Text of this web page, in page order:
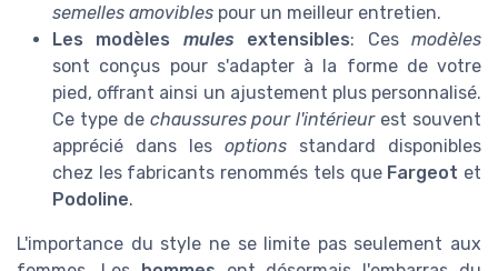
semelles amovibles pour un meilleur entretien.
Les modèles mules extensibles: Cesmodèles
sont conçus pour s'adapter à la forme de votre
pied, offrant ainsi un ajustement plus personnalisé.
Ce type de chaussures pour l'intérieurest souvent
apprécié dans les options standard disponibles
chez les fabricants renommés tels que Fargeot et
Podoline.
L'importance du style ne se limite pas seulement aux